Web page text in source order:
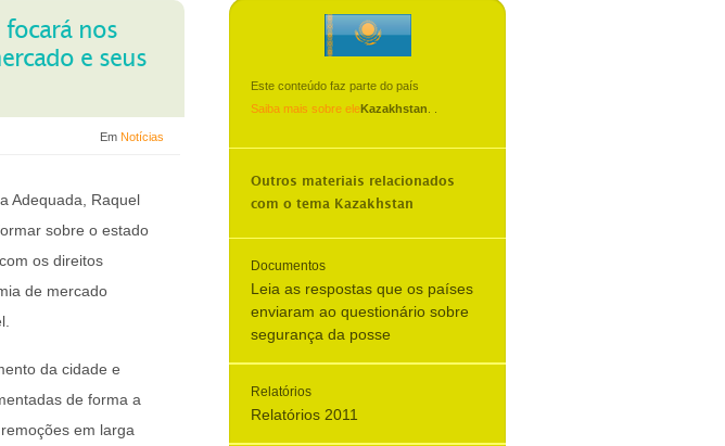
focará nos
e seus
Em Notícias
Adequada, Raquel
sobre o estado
os direitos
de mercado
da cidade e
de forma a
em larga
Este conteúdo faz parte do país
Kazakhstan
Saiba mais sobre ele
Outros materiais relacionados
com o tema
Kazakhstan
Documentos
Leia as respostas que os países
enviaram ao questionário sobre
segurança da posse
Relatórios
Relatórios 2011